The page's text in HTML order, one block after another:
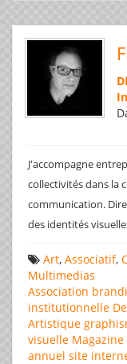
J'accompagne
collectivités dans la
communication.
des identités
Art, Associatif,
Multimedias
Association
institutionnelle
Artistique
visuelle Magazine
annuel site